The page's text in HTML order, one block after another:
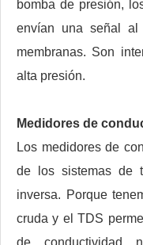
bomba de presión,
envían una señal
membranas. Son
alta presión.
Medidores de
Los medidores de
de los sistemas de
inversa. Porque
cruda y el TDS